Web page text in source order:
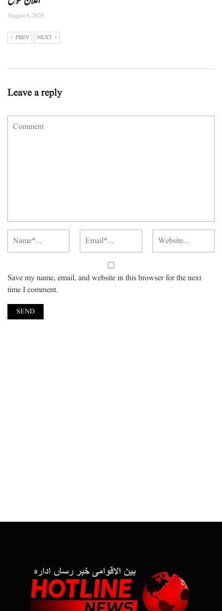
August 6, 2026
PREV NEXT
Leave a reply
Save my name, email, and website in this browser for the next
time I comment.